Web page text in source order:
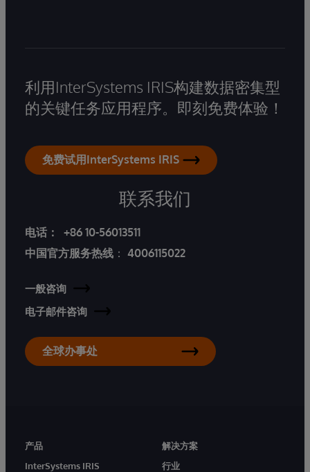
利用InterSystems IRIS构建数据密集型
的关键任务应用程序。即刻免费体验！
免费试用InterSystems IRIS
联系我们
电话：
+86 10-56013511
中国官方服务热线 ： 4006115022
一般咨询
电子邮件咨询
全球办事处
产品
InterSystems IRIS
解决方案
行业